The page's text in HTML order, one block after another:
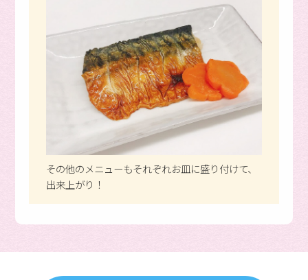
その他のメニューもそれぞれお⽫に盛り付けて、
出来上がり！